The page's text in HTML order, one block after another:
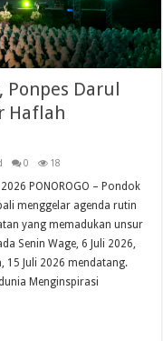
Ponpes Darul
Haflah
0 18
PONOROGO – Pondok
menggelar agenda rutin
yang memadukan unsur
Senin Wage, 6 Juli 2026,
15 Juli 2026 mendatang.
Menginspirasi